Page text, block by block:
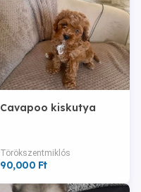
Cavapoo kiskutya
Törökszentmiklós
90,000 Ft